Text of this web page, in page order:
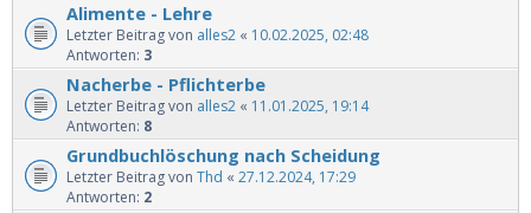
Alimente - Lehre
Letzter Beitrag von alles2 « 10.02.2025, 02:48
Antworten: 3
Nacherbe - Pflichterbe
Letzter Beitrag von alles2 « 11.01.2025, 19:14
Antworten: 8
Grundbuchlöschung nach Scheidung
Letzter Beitrag von Thd « 27.12.2024, 17:29
Antworten: 2